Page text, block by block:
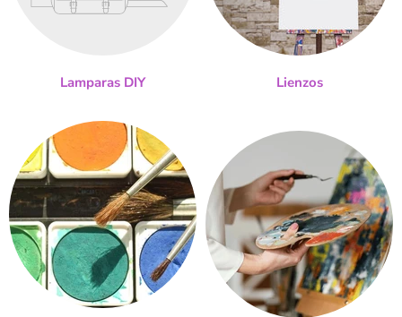
Lamparas DIY Lienzos